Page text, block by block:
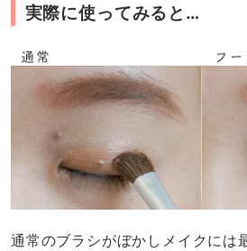
実際に使ってみると…
通常のブラシがぼかしメイクには